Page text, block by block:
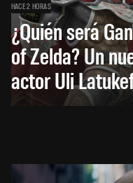
HACE 2 HORAS
¿Quién será
of Zelda? Un
actor Uli